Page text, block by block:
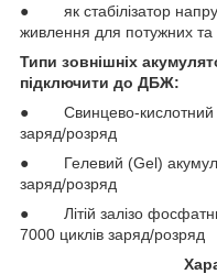
● як стабілізатор
живлення для потужних та
Типи зовнішніх
підключити до ДБЖ:
● Свинцево-кислотний
заряд/розряд
● Гелевий (Gel)
заряд/розряд
● Літій залізо
7000 циклів заряд/розряд